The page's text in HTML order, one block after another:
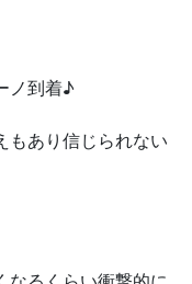
ノ到着♪
もあり信じられない